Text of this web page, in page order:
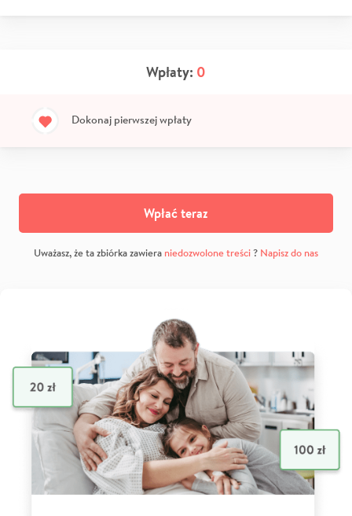
Wpłaty: 0
Dokonaj pierwszej wpłaty
Wpłać teraz
Uważasz, że ta zbiórka zawiera niedozwolone treści? Napisz do nas